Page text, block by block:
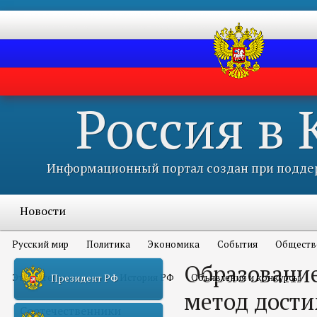
Россия в
Информационный портал создан при
Новости
Русский мир Политика Экономика События
Это интересно всем История РФ Объявления и конкурсы
Соотечественники
Президент РФ
метод